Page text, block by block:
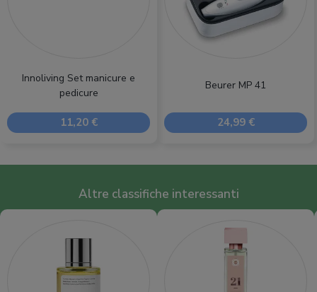
Innoliving Set manicure e
pedicure
11,20 €
Beurer MP 41
24,99 €
Altre classifiche interessanti